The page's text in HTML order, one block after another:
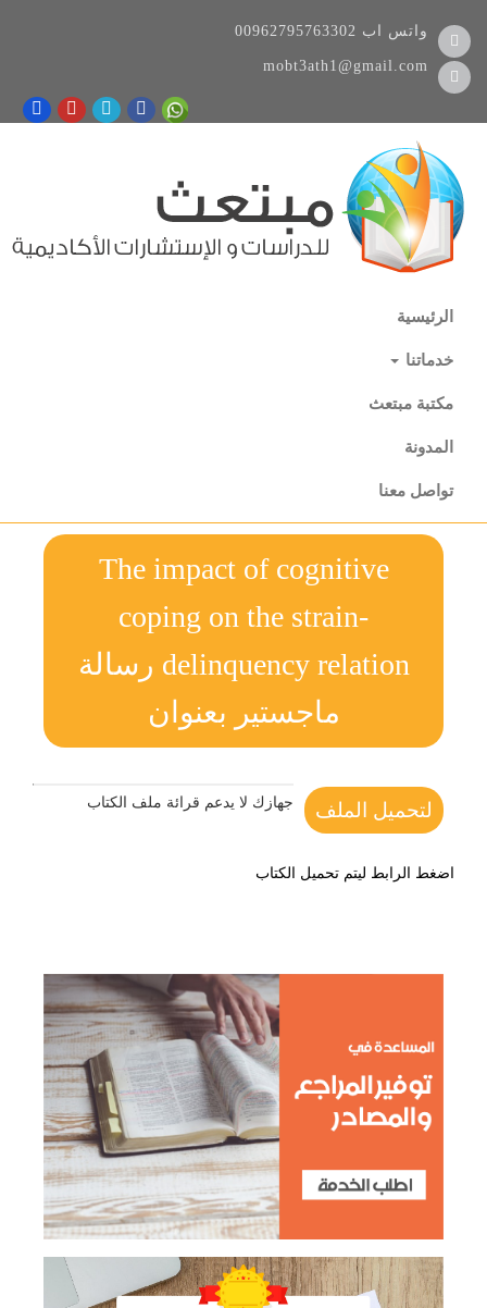
00962795763302 واتس اب
mobt3ath1@gmail.com
الرئيسية
خدماتنا
مكتبة مبتعث
المدونة
تواصل معنا
The impact of cognitive
coping on the strain-
delinquency relation رسالة
ماجستير بعنوان
لتحميل الملف جهازك لا يدعم قرائة ملف الكتاب
اضغط الرابط ليتم تحميل الكتاب